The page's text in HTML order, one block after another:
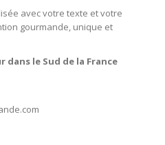
avec votre texte et votre
gourmande, unique et
dans le Sud de la France